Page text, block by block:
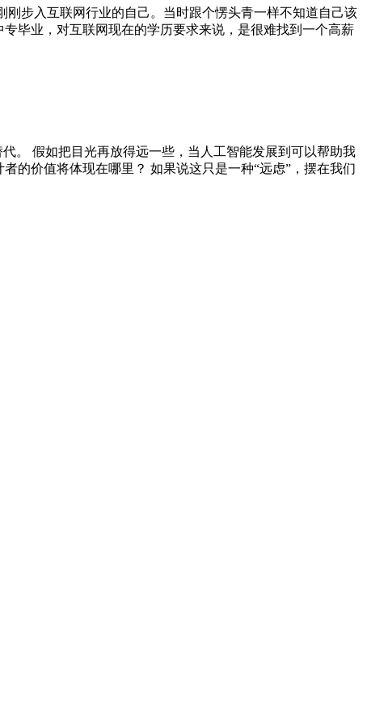
步入互联网行业的自己。当时跟个愣头青一样不知道自己该
毕业，对互联网现在的学历要求来说，是很难找到一个高薪
。 假如把目光再放得远一些，当人工智能发展到可以帮助我
的价值将体现在哪里？ 如果说这只是一种“远虑”，摆在我们